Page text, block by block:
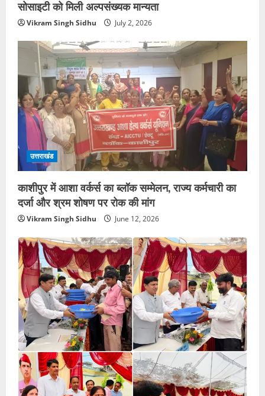
सोसाइटी को मिली अल्पसंख्यक मान्यता
Vikram Singh Sidhu July 2, 2026
उत्तराखंड
काशीपुर में आशा वर्कर्स का ब्लॉक सम्मेलन, राज्य कर्मचारी का
दर्जा और श्रम शोषण पर रोक की मांग
Vikram Singh Sidhu June 12, 2026